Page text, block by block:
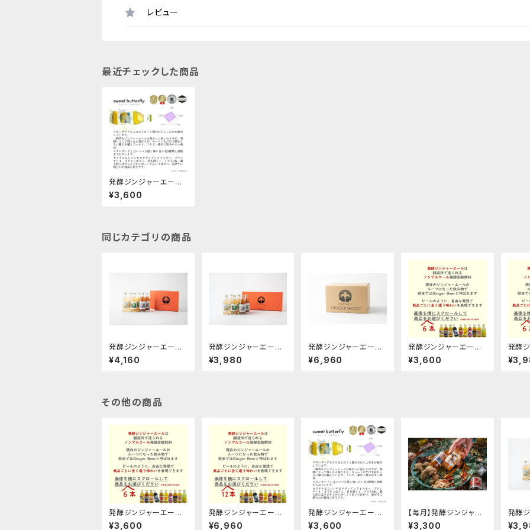
レビュー
最近チェックした商品
発酵ジンジャーエール
定番３種の６本セット
¥3,600
同じカテゴリの商品
発酵ジンジャーエール
定番３種ギフト箱×２箱
セット
¥4,160
発酵ジンジャーエール
定番３種の６本ギフト箱
セット
¥3,980
発酵ジンジャーエール
定番４種の１２本箱セッ
ト
¥6,960
発酵ジンジャーエール
６本お選びくださいセッ
ト
¥3,600
発酵
６本
ト箱セ
その他の商品
発酵ジンジャーエール
６本お選びくださいセッ
¥3,600
発酵ジンジャーエール
１２本お選びくださいセ
¥6,960
発酵ジンジャーエール
定番３種の６本セット
¥3,600
【毎月】発酵ジンジャー
エール６本定期便
¥3,300
発酵
定番